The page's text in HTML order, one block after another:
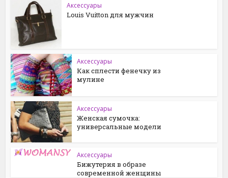
Аксессуары
Louis Vuitton для мужчин
Аксессуары
Как сплести фенечку из
мулине
Аксессуары
Женская сумочка:
универсальные модели
Аксессуары
Бижутерия в образе
современной женщины